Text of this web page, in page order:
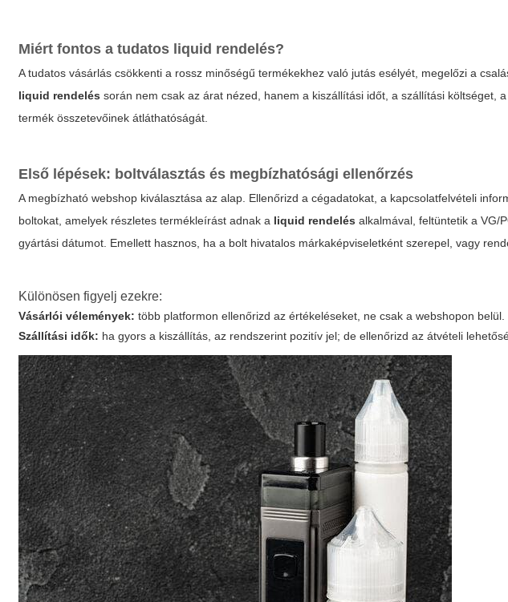
Miért fontos a tudatos liquid rendelés?
A tudatos vásárlás csökkenti a rossz minőségű termékekhez való jutás esélyét, megelőzi a
liquid rendelés során nem csak az árat nézed, hanem a kiszállítási időt, a szállítási költséget,
termék összetevőinek átláthatóságát.
Első lépések: boltválasztás és megbízhatósági ellenőrzés
A megbízható webshop kiválasztása az alap. Ellenőrizd acégadatokat , a kapcsolatfelvételi
boltokat, amelyek részletes termékleírást adnak a liquid rendelés alkalmával, feltüntetik a VG/
gyártási dátumot. Emellett hasznos, ha a bolt hivatalos márkaképviseletként szerepel, vagy
Különösen figyelj ezekre:
Vásárlói vélemények: több platformon ellenőrizd az értékeléseket, ne csak a webshopon belül.
Szállítási idők: ha gyors a kiszállítás, az rendszerint pozitív jel; de ellenőrizd az átvételi